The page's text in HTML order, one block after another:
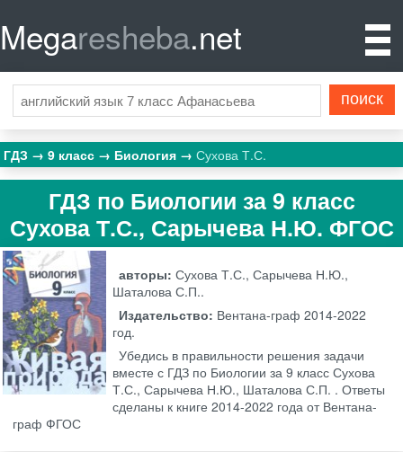
Megaresheba.net
ГДЗ 9 класс Биология Сухова Т.С.
ГДЗ по Биологии за 9 класс
Сухова Т.С., Сарычева Н.Ю. ФГОС
авторы:Сухова Т.С., Сарычева Н.Ю.,
Шаталова С.П..
Издательство: Вентана-граф 2014-2022
год.
Убедись в правильности решения задачи
вместе с ГДЗ по Биологии за 9 класс Сухова
Т.С., Сарычева Н.Ю., Шаталова С.П. . Ответы
сделаны к книге 2014-2022 года от Вентана-
граф ФГОС